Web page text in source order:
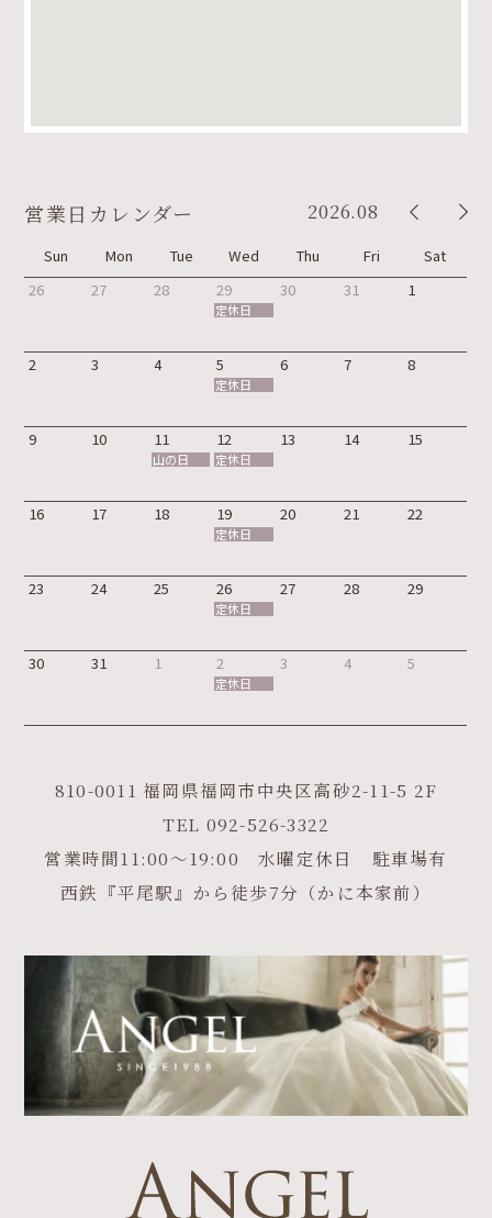
営業日カレンダー 2026.08
Sun Mon Tue Wed Thu Fri
Sat
26
27 28 29
定休日
30 31 1
2 3 4 5
定休日
6 7 8
9 10 11
山の日
12
定休日
13 14 15
16 17 18 19
定休日
20 21 22
23 24 25 26
定休日
27 28 29
30 31 1 2
定休日
3 4 5
810-0011 福岡県福岡市中央区高砂2-11-5 2F
TEL 092-526-3322
営業時間11:00～19:00 水曜定休日 駐車場有
西鉄『平尾駅』から徒歩7分（かに本家前）